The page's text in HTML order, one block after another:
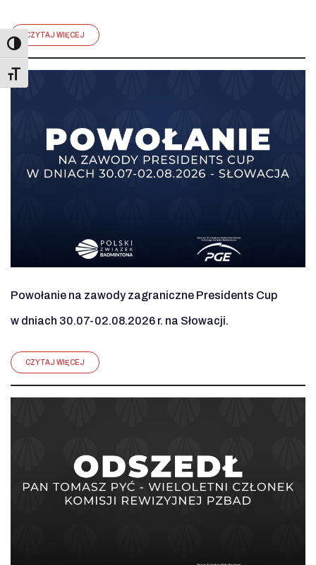
Toggle Font size
CZYTAJ WIĘCEJ
Powołanie na zawody zagraniczne Presidents Cup
w dniach 30.07-02.08.2026 r. na Słowacji.
CZYTAJ WIĘCEJ